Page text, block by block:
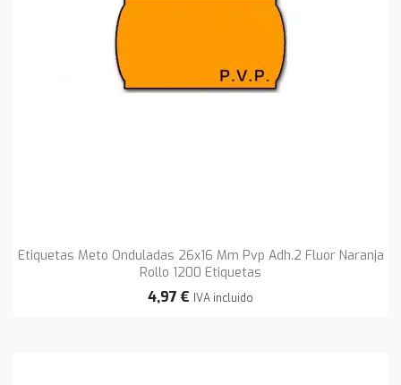
Etiquetas Meto Onduladas 26x16 Mm Pvp Adh.2 Fluor Naranja
Rollo 1200 Etiquetas
4,97 € IVA incluido